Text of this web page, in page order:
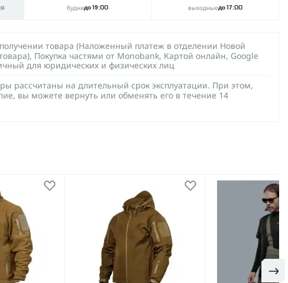
буднидо 19:00 выходныедо 17:00
товара (Наложенный платеж в отделении Новой
Покупка частями от Monobank, Картой онлайн, Google
для юридических и физических лиц
рассчитаны на длительный срок эксплуатации. При этом,
вы можете вернуть или обменять его в течение 14